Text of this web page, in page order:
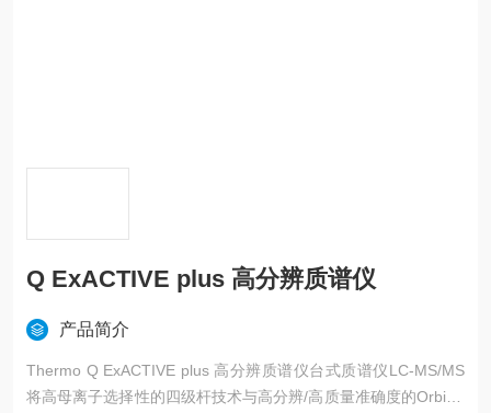
Q ExACTIVE plus 高分辨质谱仪
产品简介
Thermo Q ExACTIVE plus 高分辨质谱仪台式质谱仪LC-MS/MS
将高母离子选择性的四级杆技术与高分辨/高质量准确度的Orbitra